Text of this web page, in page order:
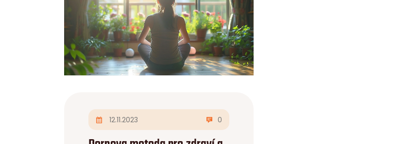
12.11.2023 0